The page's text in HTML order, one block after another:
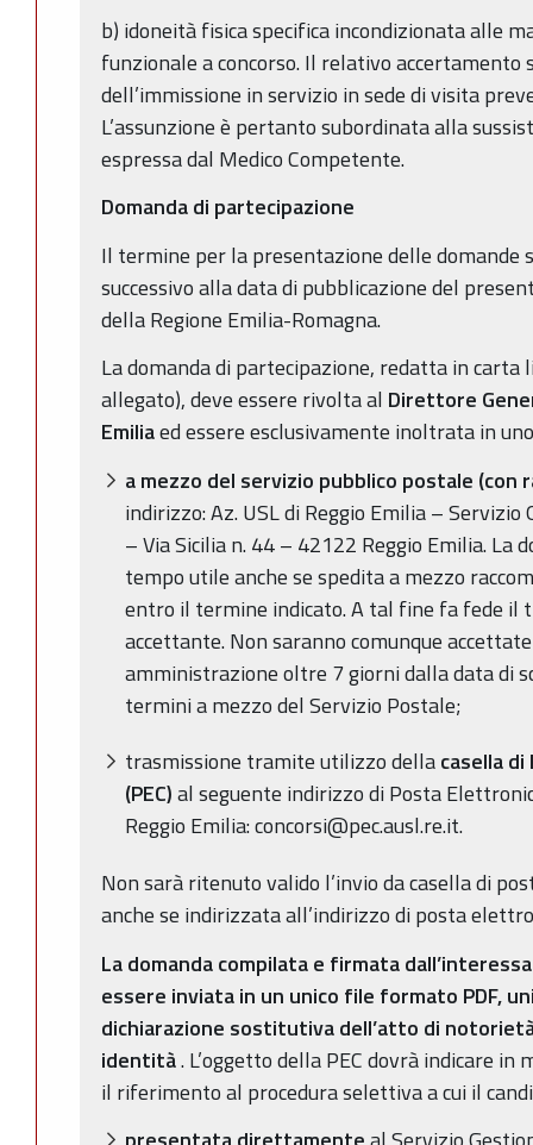
b) idoneità fisica specifica incondizionata alle
funzionale a concorso. Il relativo
dell’immissione in servizio in sede di visita
L’assunzione è pertanto subordinata alla
espressa dal Medico Competente.
Domanda di partecipazione
Il termine per la presentazione delle domande
successivo alla data di pubblicazione del
della Regione Emilia-Romagna.
La domanda di partecipazione, redatta in carta
allegato), deve essere rivolta al Direttore
Emiliaed essere esclusivamente inoltrata in
a mezzo del servizio pubblico postale (con
indirizzo: Az. USL di Reggio Emilia –
– Via Sicilia n. 44 – 42122 Reggio Emilia. La
tempo utile anche se spedita a mezzo
entro il termine indicato. A tal fine fa fede il
accettante. Non saranno comunque
amministrazione oltre 7 giorni dalla data di
termini a mezzo del Servizio Postale;
trasmissione tramite utilizzo dellacasella
(PEC)al seguente indirizzo di Posta
Reggio Emilia: concorsi@pec.ausl.re.it.
Non sarà ritenuto valido l’invio da casella di
anche se indirizzata all’indirizzo di posta
La domanda compilata e firmata
essere inviata in un unico file formato PDF,
dichiarazione sostitutiva dell’atto di
identità. L’oggetto della PEC dovrà indicare
il riferimento al procedura selettiva a cui il